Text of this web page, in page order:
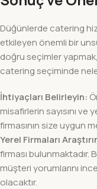
Düğünlerde catering
etkileyen önemli bir
doğru seçimler yapmak,
catering seçiminde
İhtiyaçları Belirleyin:
misafirlerin sayısını
firmasının size uygun
Yerel Firmaları
firması bulunmaktadır.
müşteri yorumlarını
olacaktır.